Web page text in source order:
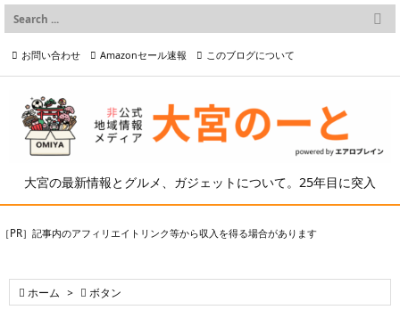
大宮の最新情報とグルメ、ガジェットについて。25年目に突入

メニュー

検索
お問い合わせ Amazonセール速報 このブログについて
プライバシーポリシー等
［PR］記事内のアフィリエイトリンク等から収入を得る場合があります
 ホーム >  ボタン